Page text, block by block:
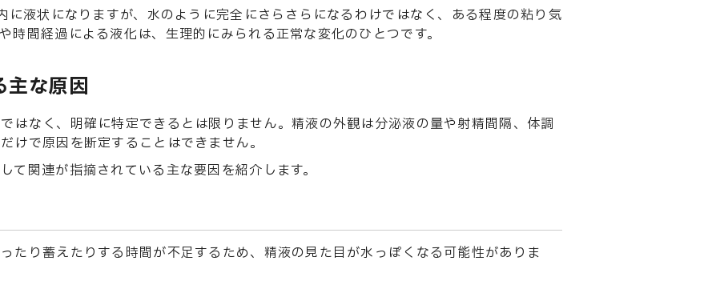
液状になりますが、水のように完全にさらさらになるわけではなく、ある程度の粘り気
時間経過による液化は、生理的にみられる正常な変化のひとつです。
主な原因
はなく、明確に特定できるとは限りません。精液の外観は分泌液の量や射精間隔、体調
けで原因を断定することはできません。
て関連が指摘されている主な要因を紹介します。
たり蓄えたりする時間が不足するため、精液の見た目が水っぽくなる可能性がありま